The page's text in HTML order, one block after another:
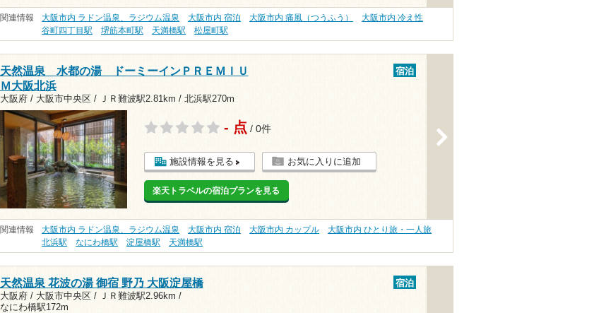
関連情報 大阪市内 ラドン温泉、ラジウム温泉 大阪市内 宿泊 大阪市内 痛風（つうふう）
大阪市内 冷え性
谷町四丁目駅
堺筋本町駅 天満橋駅 松屋町駅
天然温泉 水都の湯 ドーミーインＰＲＥＭＩＵ
Ｍ大阪北浜
大阪府 / 大阪市中央区 / ＪＲ難波駅2.81km / 北浜駅270m
宿泊
- 点 / 0件
施設情報を見る お気に入りに追加
楽天トラベルの宿泊プランを見る
関連情報 大阪市内 ラドン温泉、ラジウム温泉 大阪市内 宿泊 大阪市内 カップル
大阪市内 ひとり旅・一人旅
北浜駅
なにわ橋駅 淀屋橋駅 天満橋駅
天然温泉 花波の湯 御宿 野乃 大阪淀屋橋
大阪府 / 大阪市中央区 / ＪＲ難波駅2.96km /
なにわ橋駅172m
宿泊